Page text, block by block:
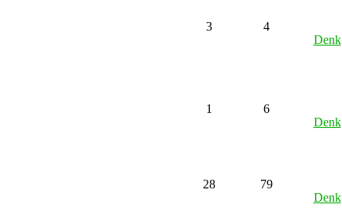
3 4
Denk
1 6
Denk
28 79
Denk